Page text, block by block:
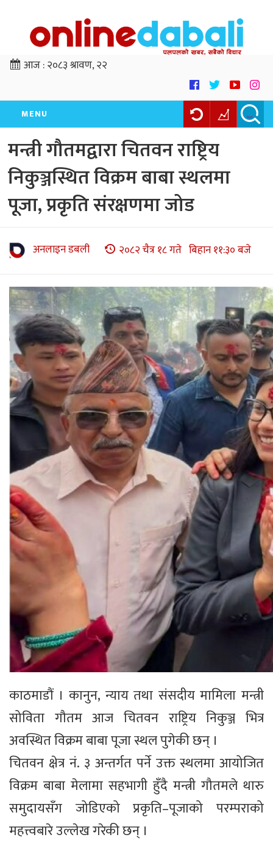
आज :२०८३ श्रावण, २२
MENU
मन्त्री गौतमद्वारा चितवन राष्ट्रिय
निकुञ्जस्थित विक्रम बाबा स्थलमा
पूजा, प्रकृति संरक्षणमा जोड
अनलाइन डबली २०८२ चैत्र १८ गते बिहान ११:३० बजे
काठमाडौं । कानुन, न्याय तथा संसदीय मामिला मन्त्री
सोविता गौतम आज चितवन राष्ट्रिय निकुञ्ज भित्र
अवस्थित विक्रम बाबा पूजा स्थल पुगेकी छन् ।
चितवन क्षेत्र नं. ३ अन्तर्गत पर्ने उक्त स्थलमा आयोजित
विक्रम बाबा मेलामा सहभागी हुँदै मन्त्री गौतमले थारु
समुदायसँग जोडिएको प्रकृति–पूजाको परम्पराको
महत्त्वबारे उल्लेख गरेकी छन् ।